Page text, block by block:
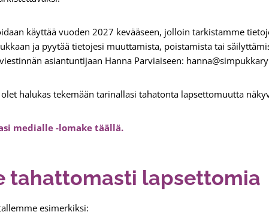
käyttää vuoden 2027 kevääseen, jolloin tarkistamme
ja pyytää tietojesi muuttamista, poistamista tai
asiantuntijaan Hanna Parviaiseen:
halukas tekemään tarinallasi tahatonta lapsettomuutta
medialle -lomake täällä.
tahattomasti lapsettomia
esimerkiksi: